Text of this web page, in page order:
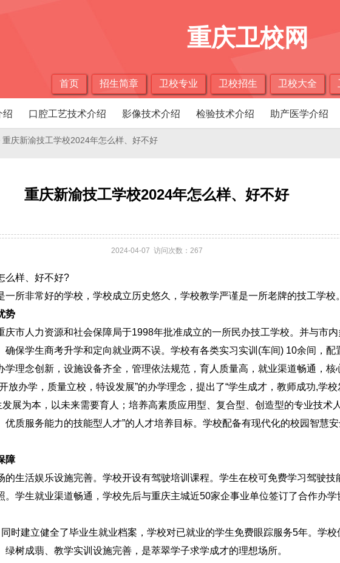
重庆卫校网
首页 招生简章 卫校专业 卫校招生 卫校大全
绍 口腔工艺技术介绍 影像技术介绍 检验技术介绍 助产医学介绍
重庆新渝技工学校2024年怎么样、好不好
重庆新渝技工学校2024年怎么样、好不好
2024-04-07 访问次数：267
么样、好不好?
一所非常好的学校，学校成立历史悠久，学校教学严谨是一所老牌的技工学校。
势
庆市人力资源和社会保障局于1998年批准成立的一所民办技工学校。并与市
确保学生商考升学和定向就业两不误。学校有各类实习实训(车间) 10余间，配
学理念创新，设施设备齐全，管理依法规范，育人质量高，就业渠道畅通，核
放办学，质量立校，特设发展”的办学理念，提出了“学生成才，教师成功,学
发展为本，以未来需要育人；培养高素质应用型、复合型、创造型的专业技术
优质服务能力的技能型人才”的人才培养目标。学校配备有现代化的校园智慧
障
的生活娱乐设施完善。学校开设有驾驶培训课程。学生在校可免费学习驾驶技
。学生就业渠道畅通，学校先后与重庆主城近50家企事业单位签订了合作办
时建立健全了毕业生就业档案，学校对已就业的学生免费眼踪服务5年。学
绿树成翡、教学实训设施完善，是萃翠学子求学成才的理想场所。